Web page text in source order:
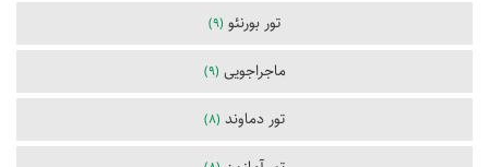
تور بورنئو (9)
ماجراجویی (9)
تور دماوند (8)